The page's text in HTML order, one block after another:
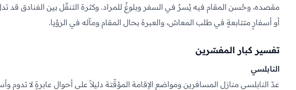
مقصده، وحُسن المقام فيه يُسرٌ في السفر وبلوغٌ للمراد. وكثرة التنقّل بين الفنادق قد
أو أسفارٍ متتابعةٍ في طلب المعاش، والعبرة بحال المقام ومآله في الرؤيا.
تفسير كبار المفسّرين
النابلسي
عدّ النابلسي منازل المسافرين ومواضع الإقامة المؤقّتة دليلاً على أحوالٍ عابرةٍ لا تدوم